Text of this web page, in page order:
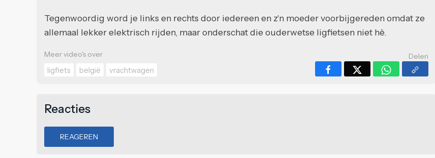
Tegenwoordig word je links en rechts door iedereen en z'n moeder voorbijgereden omdat ze
allemaal lekker elektrisch rijden, maar onderschat die ouderwetse ligfietsen niet hè.
Meer video's over
ligfiets
belgië vrachtwagen
Delen
Reacties
REAGEREN